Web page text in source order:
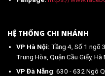
HỆ THỐNG CHI NHÁNH
VP Hà Nội: Tầng 4, Số 1 ngõ
Trung Hòa, Quận Cầu Giấy, Hà
VP Đà Nẵng: 630 - 632 Ngô